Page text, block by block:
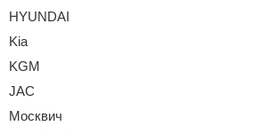
HYUNDAI
Kia
KGM
JAC
Москвич